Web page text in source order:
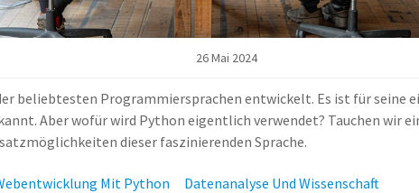
26 Mai 2024
beliebtesten Programmiersprachen entwickelt. Es ist für seine
Aber wofür wird Python eigentlich verwendet? Tauchen wir
dieser faszinierenden Sprache.
Mit Python
Datenanalyse Und Wissenschaft